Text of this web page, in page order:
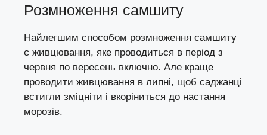
Розмноження самшиту
Найлегшим способом розмноження самшиту
є живцювання, яке проводиться в період з
червня по вересень включно. Але краще
проводити живцювання в липні, щоб саджанці
встигли зміцніти і вкоріниться до настання
морозів.